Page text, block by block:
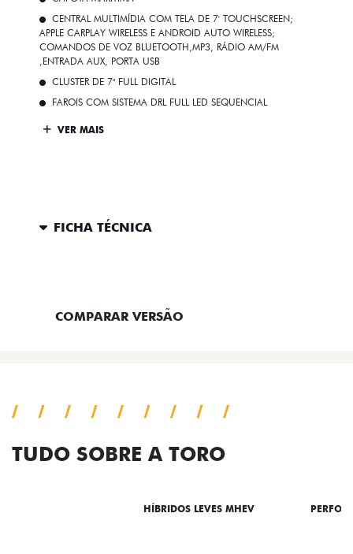
CENTRAL MULTIMÍDIA COM TELA DE 7' TOUCHSCREEN;
APPLE CARPLAY WIRELESS E ANDROID AUTO WIRELESS;
COMANDOS DE VOZ BLUETOOTH,MP3, RÁDIO AM/FM
,ENTRADA AUX, PORTA USB
CLUSTER DE 7" FULL DIGITAL
FAROIS COM SISTEMA DRL FULL LED SEQUENCIAL
VER MAIS
FICHA TÉCNICA
COMPARAR VERSÃO
TUDO SOBRE A TORO
HÍBRIDOS LEVES MHEV